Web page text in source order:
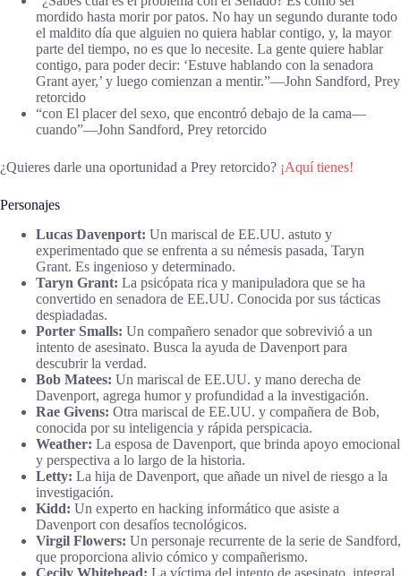
mordido hasta morir por patos. No hay un segundo durante todo
el maldito día que alguien no quiera hablar contigo, y, la mayor
parte del tiempo, no es que lo necesite. La gente quiere hablar
contigo, para poder decir: ‘Estuve hablando con la senadora
Grant ayer,’ y luego comienzan a mentir.”―John Sandford, Prey
retorcido
“con El placer del sexo, que encontró debajo de la cama—
cuando”―John Sandford, Prey retorcido
¿Quieres darle una oportunidad a Prey retorcido? ¡Aquí tienes!
Personajes
Lucas Davenport: Un mariscal de EE.UU. astuto y
experimentado que se enfrenta a su némesis pasada, Taryn
Grant. Es ingenioso y determinado.
Taryn Grant: La psicópata rica y manipuladora que se ha
convertido en senadora de EE.UU. Conocida por sus tácticas
despiadadas.
Porter Smalls: Un compañero senador que sobrevivió a un
intento de asesinato. Busca la ayuda de Davenport para
descubrir la verdad.
Bob Matees: Un mariscal de EE.UU. y mano derecha de
Davenport, agrega humor y profundidad a la investigación.
Rae Givens: Otra mariscal de EE.UU. y compañera de Bob,
conocida por su inteligencia y rápida perspicacia.
Weather: La esposa de Davenport, que brinda apoyo emocional
y perspectiva a lo largo de la historia.
Letty: La hija de Davenport, que añade un nivel de riesgo a la
investigación.
Kidd: Un experto en hacking informático que asiste a
Davenport con desafíos tecnológicos.
Virgil Flowers: Un personaje recurrente de la serie de Sandford,
que proporciona alivio cómico y compañerismo.
Cecily Whitehead: La víctima del intento de asesinato, integral